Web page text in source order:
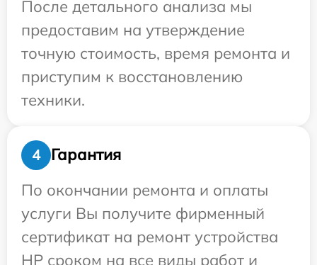
После детального анализа мы
предоставим на утверждение
точную стоимость, время ремонта и
приступим к восстановлению
техники.
4
Гарантия
По окончании ремонта и оплаты
услуги Вы получите фирменный
сертификат на ремонт устройства
HP сроком на все виды работ и